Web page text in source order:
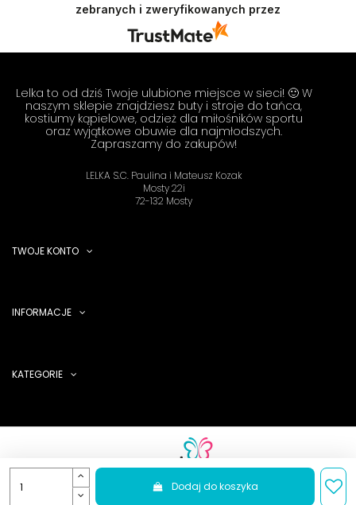
Dodaj do koszyka
Doceniamy czas i wysiłek włożony w podzielenie
się z nami Twoimi doświadczeniami. Do
zobaczenia! Zespół LELKA 🦋
zebranych i zweryfikowanych przez
Lelka to od dziś Twoje ulubione miejsce w sieci! 🙂 W
naszym sklepie znajdziesz buty i stroje do tańca,
kostiumy kąpielowe, odzież dla miłośników sportu
oraz wyjątkowe obuwie dla najmłodszych.
Zapraszamy do zakupów!
LELKA S.C. Paulina i Mateusz Kozak
Mosty 22i
72-132 Mosty
TWOJE KONTO
INFORMACJE
KATEGORIE